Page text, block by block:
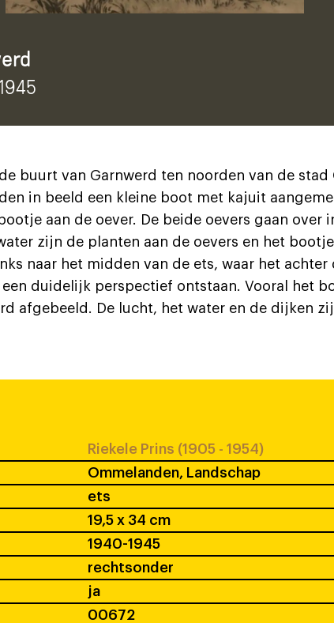
buurt van Garnwerd ten noorden van de stad
in beeld een kleine boot met kajuit
aan de oever. De beide oevers gaan over
zijn de planten aan de oevers en het bootje
naar het midden van de ets, waar het achter
duidelijk perspectief ontstaan. Vooral het
afgebeeld. De lucht, het water en de dijken
Riekele Prins (1905 - 1954)
Ommelanden, Landschap
ets
19,5 x 34 cm
1940-1945
rechtsonder
ja
00672